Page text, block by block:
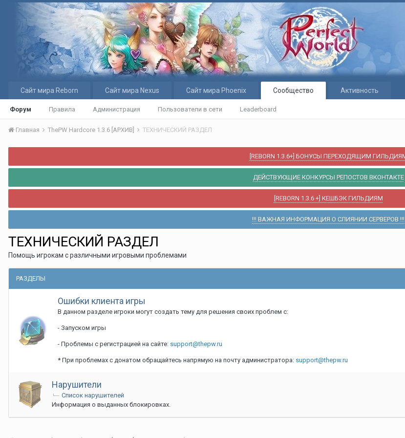
Сайт мира Reborn Сайт мира Nexus Сайт мира Phoenix Сообщество
Форум Правила Администрация Пользователи в сети Leaderboard
Активность
Главная ThePW Hardcore 1.3.6 [АРХИВ] ТЕХНИЧЕСКИЙ РАЗДЕЛ
[REBORN 1.3.6+] БОНУСЫ ПЕРЕХОДЯЩИМ
ДЕЙСТВУЮЩИЕ КОНКУРСЫ РЕПОСТОВ ВКОНТАКТЕ
[REBORN 1.3.6 +] КЕШБЭК ГИЛЬДИЯМ
!!! ВАЖНАЯ ИНФОРМАЦИЯ О СЛИЯНИИ СЕРВЕРОВ !!!
ТЕХНИЧЕСКИЙ РАЗДЕЛ
Помощь игрокам с различными игровыми проблемами
РАЗДЕЛЫ
Ошибки клиента игры
В данном разделе игроки могут создать тему для решения своих проблем с:
- Запуском игры
- Проблемы с регистрацией на сайте: support@thepw.ru
* При проблемах с донатом обращайтесь напрямую на почту администратора: support@thepw.ru
Нарушители
Список нарушителей
Информация о выданных блокировках.